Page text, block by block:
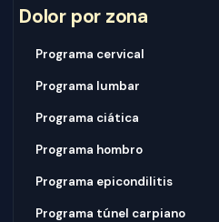
Dolor por zona
Programa cervical
Programa lumbar
Programa ciática
Programa hombro
Programa epicondilitis
Programa túnel carpiano